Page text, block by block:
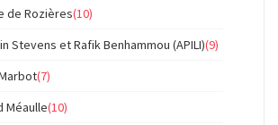
de Rozières(10)
Stevens et Rafik Benhammou (APILI)(9)
(7)
Méaulle(10)